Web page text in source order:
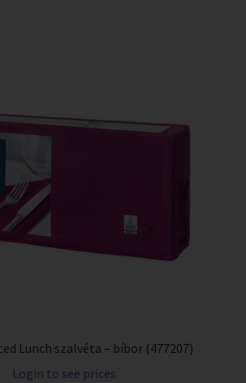
Lunch szalvéta – bíbor (477207)
Login to see prices